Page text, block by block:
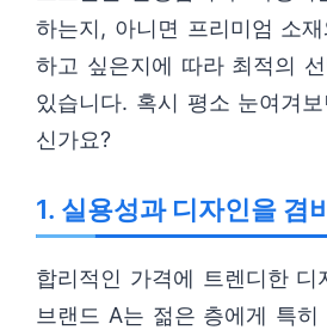
하는지, 아니면 프리미엄 소
하고 싶은지에 따라 최적의
있습니다. 혹시 평소 눈여겨
신가요?
1. 실용성과 디자인을 겸
합리적인 가격에 트렌디한 디
브랜드 A는 젊은 층에게 특히